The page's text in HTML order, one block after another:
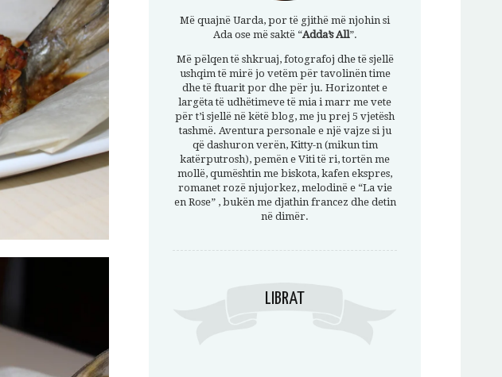
Më quajnë Uarda, por të gjithë më njohin si
Ada ose më saktë “Adda’s All”.
Më pëlqen të shkruaj, fotografoj dhe të sjellë
ushqim të mirë jo vetëm për tavolinën time
dhe të ftuarit por dhe për ju. Horizontet e
largëta të udhëtimeve të mia i marr me vete
për t’i sjellë në këtë blog, me ju prej 5 vjetësh
tashmë. Aventura personale e një vajze si ju
që dashuron verën, Kitty-n (mikun tim
katërputrosh), pemën e Viti të ri, tortën me
mollë, qumështin me biskota, kafen ekspres,
romanet rozë njujorkez, melodinë e “La vie
en Rose” , bukën me djathin francez dhe detin
në dimër.
LIBRAT